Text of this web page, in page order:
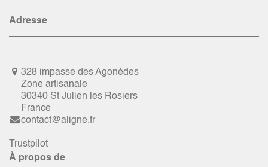
Adresse
328 impasse des Agonèdes
Zone artisanale
30340 St Julien les Rosiers
France
contact@aligne.fr
Trustpilot
À propos de